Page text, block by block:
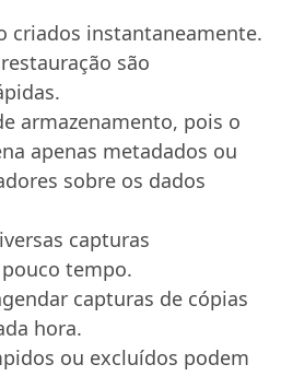
criados instantaneamente.
são
armazenamento, pois o
apenas metadados ou
sobre os dados
capturas
tempo.
capturas de cópias
hora.
ou excluídos podem